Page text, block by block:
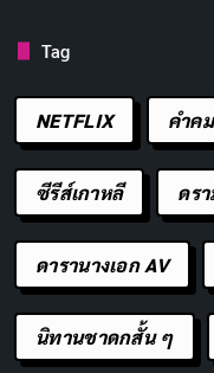
Tag
NETFLIX คำคม
ซีรีส์เกาหลี ดร
ดารานางเอก AV
นิทานชาดกสั้น ๆ